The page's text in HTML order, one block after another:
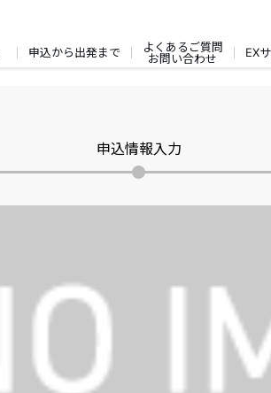
申込から出発まで
よくあるご質問
お問い合わせ
EX
申込情報入力